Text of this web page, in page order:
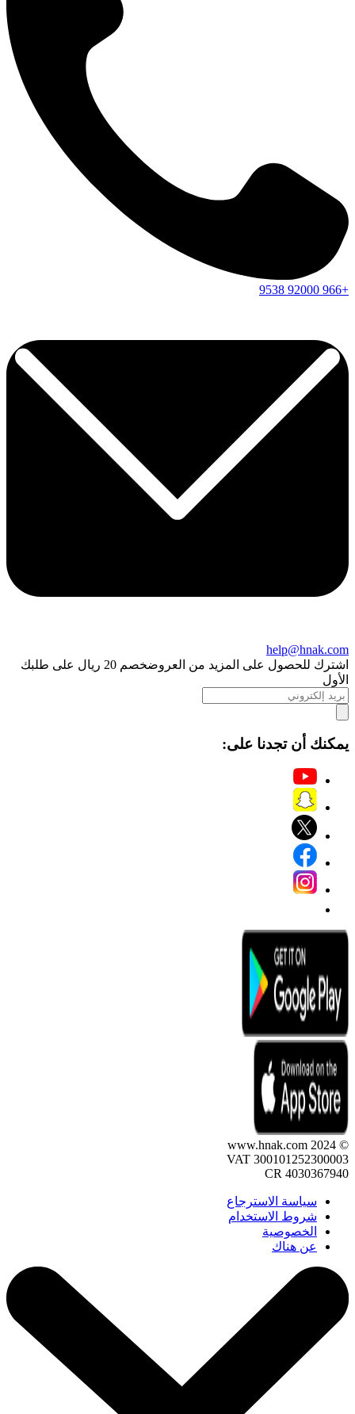
+966
92000
9538
help@hnak.com
اشترك للحصول على المزيد من العروض
خصم 20 ريال على طلبك
الأول
يمكنك أن تجدنا على:
© 2024 www.hnak.com
VAT 300101252300003
CR 4030367940
سياسة الاسترجاع
شروط الاستخدام
الخصوصية
عن هناك